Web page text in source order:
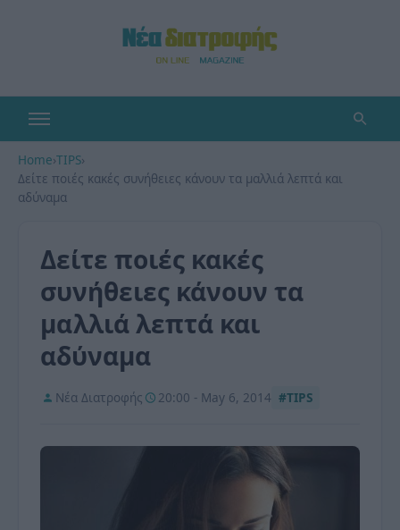
Home›TIPS›
Δείτε ποιές κακές συνήθειες κάνουν τα μαλλιά λεπτά και
αδύναμα
Δείτε ποιές κακές
συνήθειες κάνουν τα
μαλλιά λεπτά και
αδύναμα
Νέα Διατροφής 20:00 - May 6, 2014 #TIPS